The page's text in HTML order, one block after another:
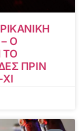
Ο
ΤΟ
ΠΡΙΝ